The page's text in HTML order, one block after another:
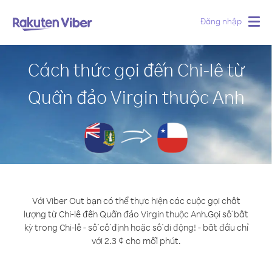
Đăng nhập
Cách thức gọi đến Chi-lê từ
Quần đảo Virgin thuộc Anh
Với Viber Out bạn có thể thực hiện các cuộc gọi chất
lượng từ Chi-lê đến Quần đảo Virgin thuộc Anh.Gọi số bất
kỳ trong Chi-lê - số cố định hoặc số di động! - bắt đầu chỉ
với 2.3 ¢ cho mỗi phút.